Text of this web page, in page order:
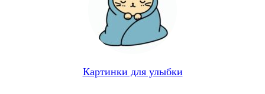
Картинки для улыбки